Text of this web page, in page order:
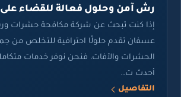
رش آمن وحلول فعالة للقضاء على
إذا كنت تبحث عن شركة مكافحة حشرات ورش
عسفان تقدم حلولًا احترافية للتخلص من جميع
الحشرات والآفات، فنحن نوفر خدمات متكاملة
أحدث ت…
التفاصيل